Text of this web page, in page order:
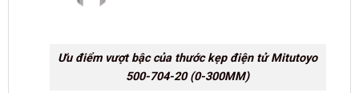
Ưu điểm vượt bậc của thước kẹp điện tử Mitutoyo
500-704-20 (0-300MM)